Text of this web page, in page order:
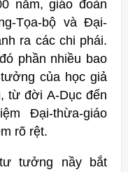
năm, giáo đoàn
Tọa-bộ và Đại-
ra các chi phái.
phần nhiều bao
của học giả
từ đời A-Dục đến
Đại-thừa-giáo
rõ rệt.
tưởng nầy bắt